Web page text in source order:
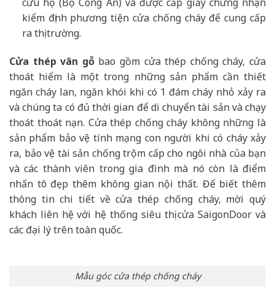
kiểm định phương tiện cửa chống cháy để cung cấp
ra thị trường.
Cửa thép vân gỗbao gồm cửa thép chống cháy, cửa
thoát hiểm là một trong những sản phẩm cần thiết
ngăn cháy lan, ngăn khói khi có 1 đám cháy nhỏ xảy ra
và chúng ta có đủ thời gian để di chuyển tài sản và chạy
thoát thoát nạn. Cửa thép chống cháy không những là
sản phẩm bảo vệ tính mạng con người khi có cháy xảy
ra, bảo vệ tài sản chống trộm cấp cho ngôi nhà của bạn
và các thành viên trong gia đình mà nó còn là điểm
nhấn tô đẹp thêm không gian nội thất. Để biết thêm
thông tin chi tiết về cửa thép chống cháy, mời quý
khách liên hệ với hệ thống siêu thị cửa SaigonDoor và
các đại lý trên toàn quốc.
Mẫu góc cửa thép chống cháy